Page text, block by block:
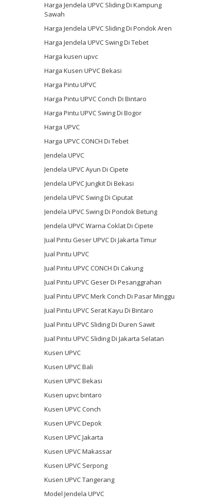
Harga Jendela UPVC Sliding Di Kampung
Sawah
Harga Jendela UPVC Sliding Di Pondok Aren
Harga Jendela UPVC Swing Di Tebet
Harga kusen upvc
Harga Kusen UPVC Bekasi
Harga Pintu UPVC
Harga Pintu UPVC Conch Di Bintaro
Harga Pintu UPVC Swing Di Bogor
Harga UPVC
Harga UPVC CONCH Di Tebet
Jendela UPVC
Jendela UPVC Ayun Di Cipete
Jendela UPVC Jungkit Di Bekasi
Jendela UPVC Swing Di Ciputat
Jendela UPVC Swing Di Pondok Betung
Jendela UPVC Warna Coklat Di Cipete
Jual Pintu Geser UPVC Di Jakarta Timur
Jual Pintu UPVC
Jual Pintu UPVC CONCH Di Cakung
Jual Pintu UPVC Geser Di Pesanggrahan
Jual Pintu UPVC Merk Conch Di Pasar Minggu
Jual Pintu UPVC Serat Kayu Di Bintaro
Jual Pintu UPVC Sliding Di Duren Sawit
Jual Pintu UPVC Sliding Di Jakarta Selatan
Kusen UPVC
Kusen UPVC Bali
Kusen UPVC Bekasi
Kusen upvc bintaro
Kusen UPVC Conch
Kusen UPVC Depok
Kusen UPVC Jakarta
Kusen UPVC Makassar
Kusen UPVC Serpong
Kusen UPVC Tangerang
Model Jendela UPVC